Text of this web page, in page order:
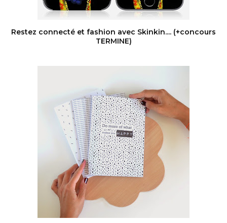
Restez connecté et fashion avec Skinkin.... (+concours
TERMINE)